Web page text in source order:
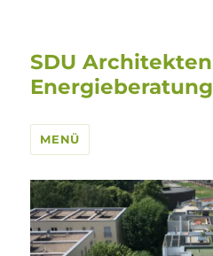
SDU Architekten
Energieberatung
MENÜ